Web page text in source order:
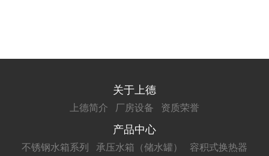
关于上德
上德简介 厂房设备 资质荣誉
产品中心
不锈钢水箱系列 承压水箱（储水罐）
容积式换热器